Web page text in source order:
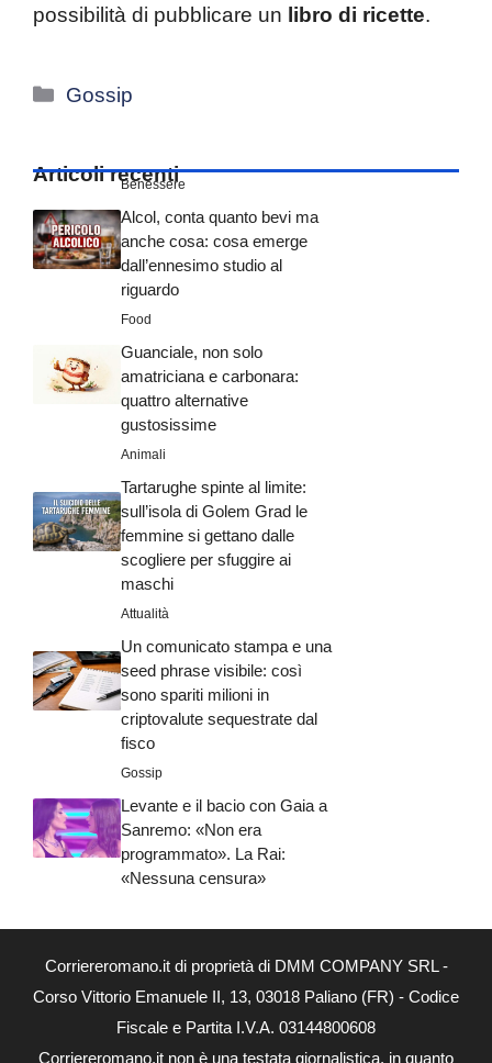
possibilità di pubblicare un libro di ricette.
Categorie
Gossip
Articoli recenti
Benessere
Alcol, conta quanto bevi ma
anche cosa: cosa emerge
dall’ennesimo studio al
riguardo
Food
Guanciale, non solo
amatriciana e carbonara:
quattro alternative
gustosissime
Animali
Tartarughe spinte al limite:
sull’isola di Golem Grad le
femmine si gettano dalle
scogliere per sfuggire ai
maschi
Attualità
Un comunicato stampa e una
seed phrase visibile: così
sono spariti milioni in
criptovalute sequestrate dal
fisco
Gossip
Levante e il bacio con Gaia a
Sanremo: «Non era
programmato». La Rai:
«Nessuna censura»
Corriereromano.it di proprietà di DMM COMPANY SRL -
Corso Vittorio Emanuele II, 13, 03018 Paliano (FR) - Codice
Fiscale e Partita I.V.A. 03144800608
Corriereromano.it non è una testata giornalistica, in quanto